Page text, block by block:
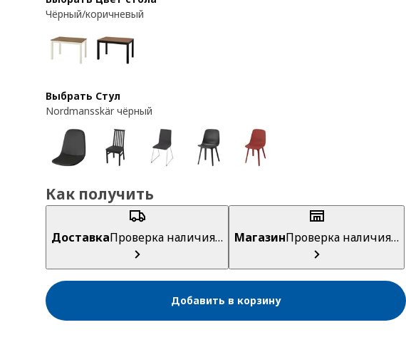
Чёрный/коричневый
Выбрать Стул
Nordmansskär чёрный
Как получить
ДоставкаПроверка наличия… МагазинПроверка наличия…
Добавить в корзину